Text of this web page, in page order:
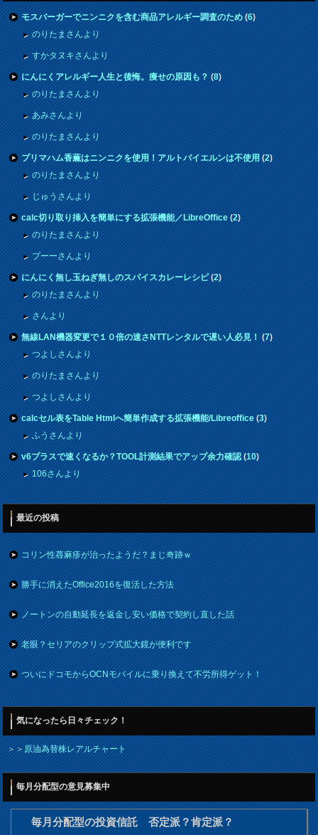
モスバーガーでニンニクを含む商品アレルギー調査のため(6)
のりたまさんより
すかタヌキさんより
にんにくアレルギー人生と後悔。痩せの原因も？(8)
のりたまさんより
あみさんより
のりたまさんより
プリマハム香薫はニンニクを使用！アルトバイエルンは不使用(2)
のりたまさんより
じゅうさんより
calc切り取り挿入を簡単にする拡張機能／LibreOffice(2)
のりたまさんより
プーーさんより
にんにく無し玉ねぎ無しのスパイスカレーレシピ(2)
のりたまさんより
さんより
無線LAN機器変更で１０倍の速さNTTレンタルで遅い人必見！(7)
つよしさんより
のりたまさんより
つよしさんより
calcセル表をTable Htmlへ簡単作成する拡張機能/Libreoffice(3)
ふうさんより
v6プラスで速くなるか？TOOL計測結果でアップ余力確認(10)
106さんより
最近の投稿
コリン性蕁麻疹が治ったようだ？まじ奇跡ｗ
勝手に消えたOffice2016を復活した方法
ノートンの自動延長を返金し安い価格で契約し直した話
老眼？セリアのクリップ式拡大鏡が便利です
ついにドコモからOCNモバイルに乗り換えて不労所得ゲット！
気になったら日々チェック！
＞＞原油為替株レアルチャート
毎月分配型の意見募集中
毎月分配型の投資信託 否定派？肯定派？